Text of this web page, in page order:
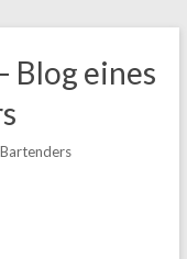
Blog eines